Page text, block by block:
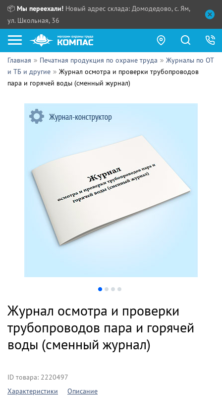
📦 Мы переехали! Новый адрес склада: Домодедово, с. Ям,
ул. Школьная, 36
Как купить?
Прайс-листы
Сотрудничество
Поставщикам
Обзоры
Контакты
ПН - ЧТ:
Главная Печатная продукция по охране труда
Журналы по ОТ
и ТБ и другие
Журнал осмотра и проверки трубопроводов
пара и горячей воды (сменный журнал)
Журнал осмотра и проверки
трубопроводов пара и горячей
воды (сменный журнал)
ID товара: 2220497
Характеристики
Описание